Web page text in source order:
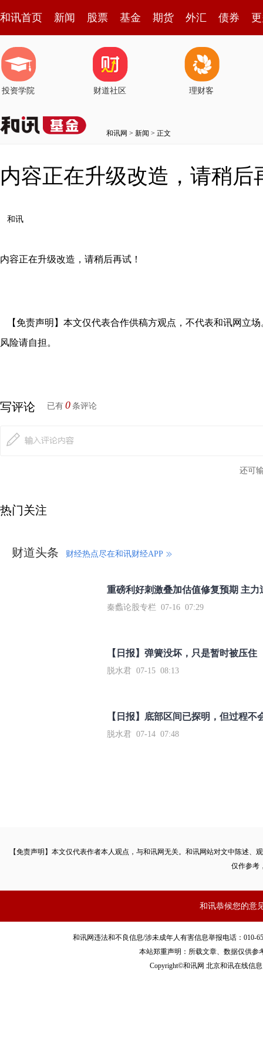
和讯首页 新闻 股票 基金 期货 外汇 债券
投资学院 财道社区 理财客
和讯网 > 新闻 > 正文
内容正在升级改造，请稍后
和讯
内容正在升级改造，请稍后再试！
【免责声明】本文仅代表合作供稿方观点，不代表和讯网立
风险请自担。
写评论 已有 0 条评论
还可
热门关注
财道头条 财经热点尽在和讯财经APP
秦蠡论股专栏 07-16 07:29
【日报】弹簧没坏，只是暂时被压住
脱水君 07-15 08:13
【日报】底部区间已探明，但过程不
脱水君 07-14 07:48
【免责声明】本文仅代表作者本人观点，与和讯网无关。和讯网站对文中陈述
仅作参考
和讯恭候您的意
和讯网违法和不良信息/涉未成年人有害信息举报电话：010-
本站郑重声明：所载文章、数据仅供参
Copyright©和讯网 北京和讯在线信